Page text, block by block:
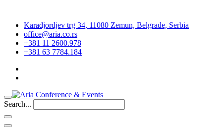
Karadjordjev trg 34, 11080 Zemun, Belgrade, Serbia
office@aria.co.rs
+381 11 2600.978
+381 63 7784.184
Search...